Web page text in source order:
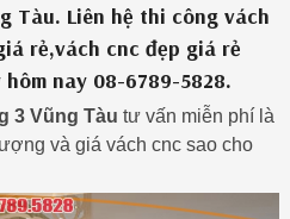
Tàu. Liên hệ thi công vách
rẻ,vách cnc đẹp giá rẻ
nay 08-6789-5828.
3 Vũng Tàu tư vấn miễn phí là
và giá vách cnc sao cho